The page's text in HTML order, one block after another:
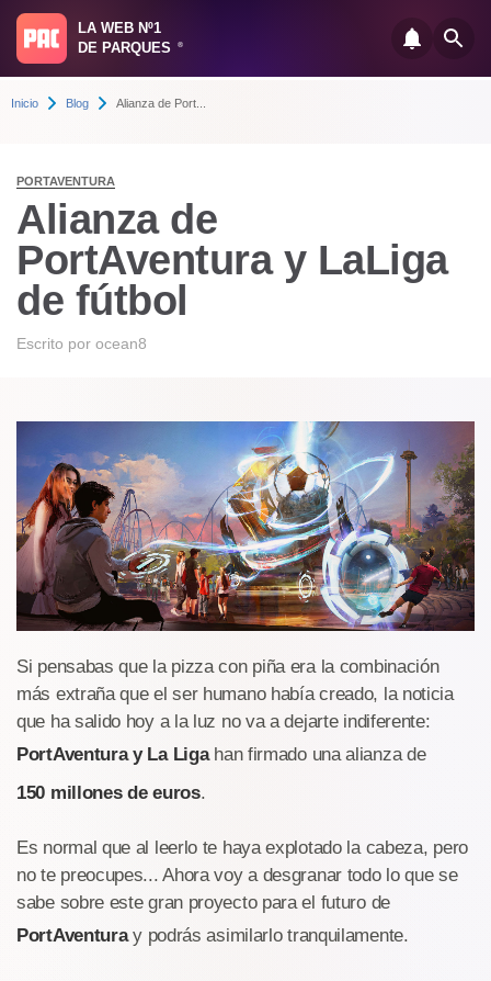
LA WEB Nº1
DE PARQUES
®
Inicio Blog Alianza de Port...
PORTAVENTURA
Alianza de
PortAventura y LaLiga
de fútbol
Escrito por ocean8
Si pensabas que la pizza con piña era la combinación
más extraña que el ser humano había creado, la noticia
que ha salido hoy a la luz no va a dejarte indiferente:
PortAventura y La Ligahan firmado una alianza de
150 millones de euros.
Es normal que al leerlo te haya explotado la cabeza, pero
no te preocupes... Ahora voy a desgranar todo lo que se
sabe sobre este gran proyecto para el futuro de
PortAventuray podrás asimilarlo tranquilamente.